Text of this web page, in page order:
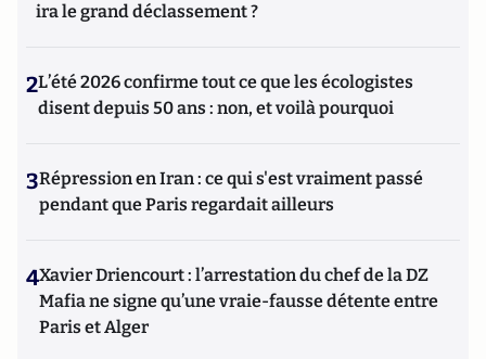
ira le grand déclassement ?
2L’été 2026 confirme tout ce que les écologistes
disent depuis 50 ans : non, et voilà pourquoi
3Répression en Iran : ce qui s'est vraiment passé
pendant que Paris regardait ailleurs
4Xavier Driencourt : l’arrestation du chef de la DZ
Mafia ne signe qu’une vraie-fausse détente entre
Paris et Alger